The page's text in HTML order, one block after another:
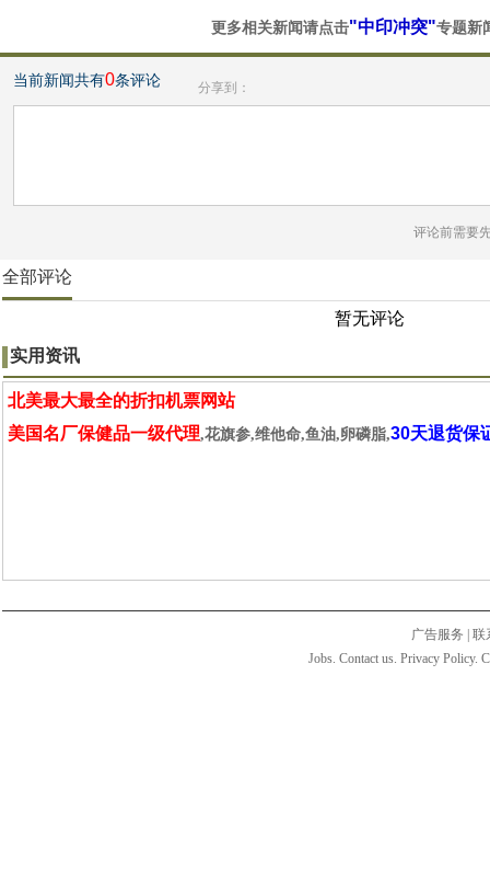
更多相关新闻请点击"中印冲突"专题新
当前新闻共有0条评论 分享到：
评论前需要
全部评论
暂无评论
实用资讯
北美最大最全的折扣机票网站
美国名厂保健品一级代理,花旗参,维他命,鱼油,卵磷脂,30天退货保
广告服务
联
Jobs. Contact us. Privacy Policy.